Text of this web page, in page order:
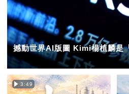
撼動世界AI版圖 Kimi楊植麟是
3:49